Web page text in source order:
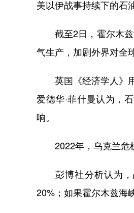
美以伊战事持续下的石
截至2日，霍尔木兹
气生产，加剧外界对全
英国《经济学人》用
爱德华·菲什曼认为，
响。
2022年，乌克兰危机
彭博社分析认为，
20%；如果霍尔木兹海